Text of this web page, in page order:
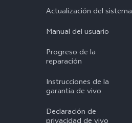
Actualización del sistema
Manual del usuario
Progreso de la
reparación
Instrucciones de la
garantía de vivo
Declaración de